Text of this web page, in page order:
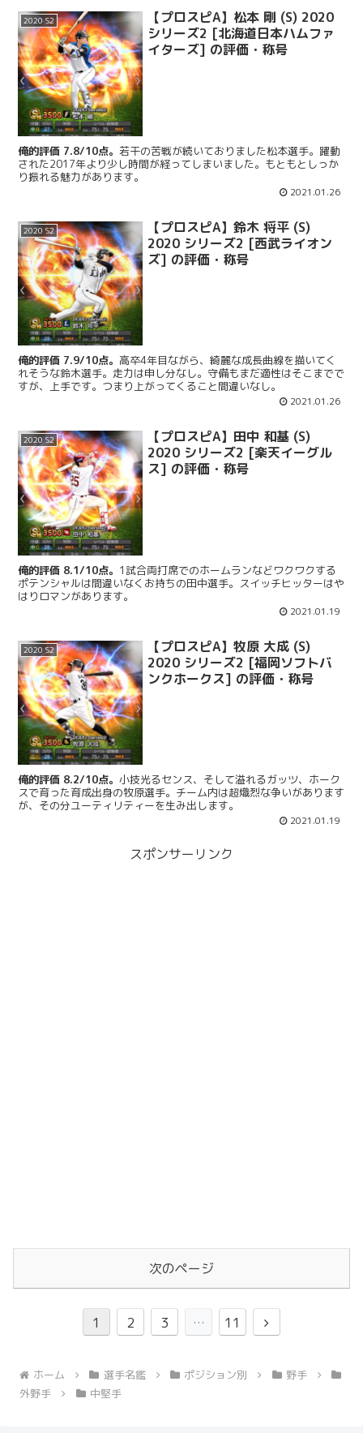
2020 S2
【プロスピA】松本 剛 (S) 2020
シリーズ2 [北海道日本ハムファ
イターズ] の評価・称号
俺的評価 7.8/10点。若干の苦戦が続いておりました松本選手。躍動
された2017年より少し時間が経ってしまいました。もともとしっか
り振れる魅力があります。
2021.01.26
2020 S2
【プロスピA】鈴木 将平 (S)
2020 シリーズ2 [西武ライオン
ズ] の評価・称号
俺的評価 7.9/10点。 高卒4年目ながら、綺麗な成長曲線を描いてく
れそうな鈴木選手。走力は申し分なし。守備もまだ適性はそこまでで
すが、上手です。つまり上がってくること間違いなし。
2021.01.26
2020 S2
【プロスピA】田中 和基 (S)
2020 シリーズ2 [楽天イーグル
ス] の評価・称号
俺的評価 8.1/10点。 1試合両打席でのホームランなどワクワクする
ポテンシャルは間違いなくお持ちの田中選手。スイッチヒッターはや
はりロマンがあります。
2021.01.19
2020 S2
【プロスピA】牧原 大成 (S)
2020 シリーズ2 [福岡ソフトバ
ンクホークス] の評価・称号
俺的評価 8.2/10点。小技光るセンス、そして溢れるガッツ、ホーク
スで育った育成出身の牧原選手。チーム内は超熾烈な争いがあります
が、その分ユーティリティーを生み出します。
2021.01.19
スポンサーリンク
次のページ
1 2 3 … 11
次
ホーム 選手名鑑 ポジション別
野手
外野手
中堅手